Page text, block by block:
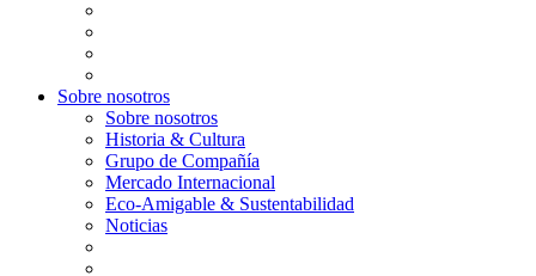
Sobre nosotros
Sobre nosotros
Historia & Cultura
Grupo de Compañía
Mercado Internacional
Eco-Amigable & Sustentabilidad
Noticias